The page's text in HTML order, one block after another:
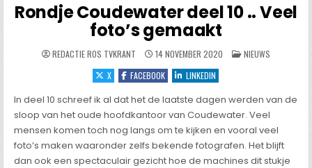
Rondje Coudewater deel 10 .. Veel
foto’s gemaakt
REDACTIE ROS TVKRANT 14 NOVEMBER 2020 GEPLAATST
IN
NIEUWS
X
FACEBOOK LINKEDIN
In deel 10 schreef ik al dat het de laatste dagen werden van de
sloop van het oude hoofdkantoor van Coudewater. Veel
mensen komen toch nog langs om te kijken en vooral veel
foto’s maken waaronder zelfs bekende fotografen. Het blijft
dan ook een spectaculair gezicht hoe de machines dit stukje